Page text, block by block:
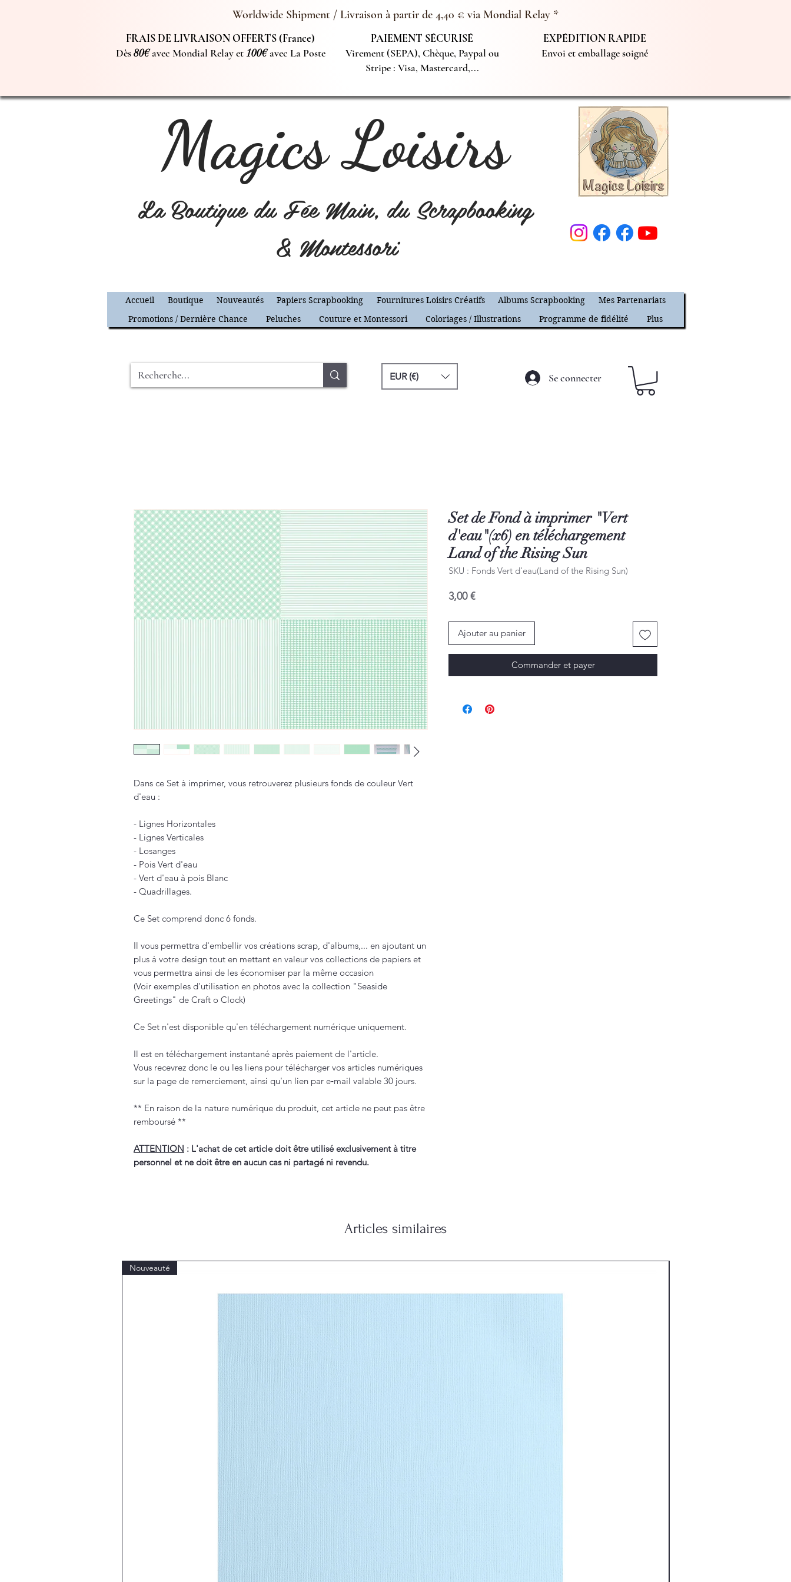
Worldwide Shipment / Livraison à partir de 4,40 € via Mondial Relay *
FRAIS DE LIVRAISON OFFERTS (France)
Dès80€avec Mondial Relay et100€avec La Poste
PAIEMENT SÉCURISÉ
Virement (SEPA), Chèque, Paypal ou
Stripe : Visa, Mastercard,...
EXPÉDITION RAPIDE
Envoi et emballage soigné
Magics Loisirs
La Boutique du Fée Main, du Scrapbooking
& Montessori
Accueil Boutique Nouveautés Papiers Scrapbooking Fournitures Loisirs Créatifs Albums Scrapbooking
Mes Partenariats
Promotions / Dernière Chance
Peluches Couture et Montessori Coloriages / Illustrations Programme de fidélité Plus
EUR (€) Se connecter
Dans ce Set à imprimer, vous retrouverez plusieurs fonds de couleur Vert
d'eau :
- Lignes Horizontales
- Lignes Verticales
- Losanges
- Pois Vert d'eau
- Vert d'eau à pois Blanc
- Quadrillages.
Ce Set comprend donc 6 fonds.
Il vous permettra d'embellir vos créations scrap, d'albums,... en ajoutant un
plus à votre design tout en mettant en valeur vos collections de papiers et
vous permettra ainsi de les économiser par la même occasion
(Voir exemples d'utilisation en photos avec la collection "Seaside
Greetings" de Craft o Clock)
Ce Set n'est disponible qu'en téléchargement numérique uniquement.
Il est en téléchargement instantané après paiement de l'article.
Vous recevrez donc le ou les liens pour télécharger vos articles numériques
sur la page de remerciement, ainsi qu'un lien par e‑mail valable 30 jours.
** En raison de la nature numérique du produit, cet article ne peut pas être
remboursé **
ATTENTION : L'achat de cet article doit être utilisé exclusivement à titre
personnel et ne doit être en aucun cas ni partagé ni revendu.
Set de Fond à imprimer "Vert
d'eau"(x6) en téléchargement
Land of the Rising Sun
SKU : Fonds Vert d'eau(Land of the Rising Sun)
3,00 €Prix
Ajouter au panier
Commander et payer
Articles similaires
Nouveauté